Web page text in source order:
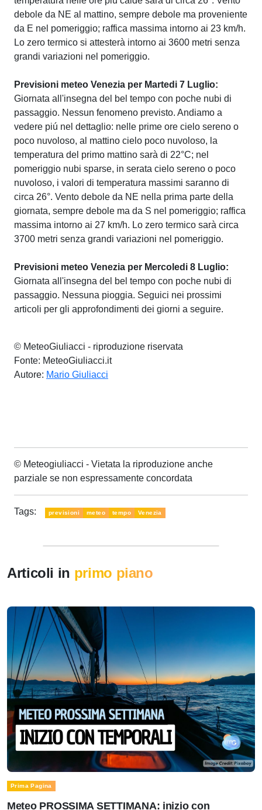
debole da NE al mattino, sempre debole ma proveniente
da E nel pomeriggio; raffica massima intorno ai 23 km/h.
Lo zero termico si attesterà intorno ai 3600 metri senza
grandi variazioni nel pomeriggio.
Previsioni meteo Venezia per Martedi 7 Luglio:
Giornata all'insegna del bel tempo con poche nubi di
passaggio. Nessun fenomeno previsto. Andiamo a
vedere piú nel dettaglio: nelle prime ore cielo sereno o
poco nuvoloso, al mattino cielo poco nuvoloso, la
temperatura del primo mattino sarà di 22°C; nel
pomeriggio nubi sparse, in serata cielo sereno o poco
nuvoloso, i valori di temperatura massimi saranno di
circa 26°. Vento debole da NE nella prima parte della
giornata, sempre debole ma da S nel pomeriggio; raffica
massima intorno ai 27 km/h. Lo zero termico sarà circa
3700 metri senza grandi variazioni nel pomeriggio.
Previsioni meteo Venezia per Mercoledi 8 Luglio:
Giornata all'insegna del bel tempo con poche nubi di
passaggio. Nessuna pioggia. Seguici nei prossimi
articoli per gli approfondimenti dei giorni a seguire.
© MeteoGiuliacci - riproduzione riservata
Fonte: MeteoGiuliacci.it
Autore: Mario Giuliacci
© Meteogiuliacci - Vietata la riproduzione anche
parziale se non espressamente concordata
Tags: previsioni meteo tempo Venezia
Articoli in primo piano
Prima Pagina
Meteo PROSSIMA SETTIMANA: inizio con